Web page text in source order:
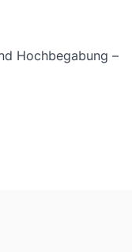
Hochbegabung –